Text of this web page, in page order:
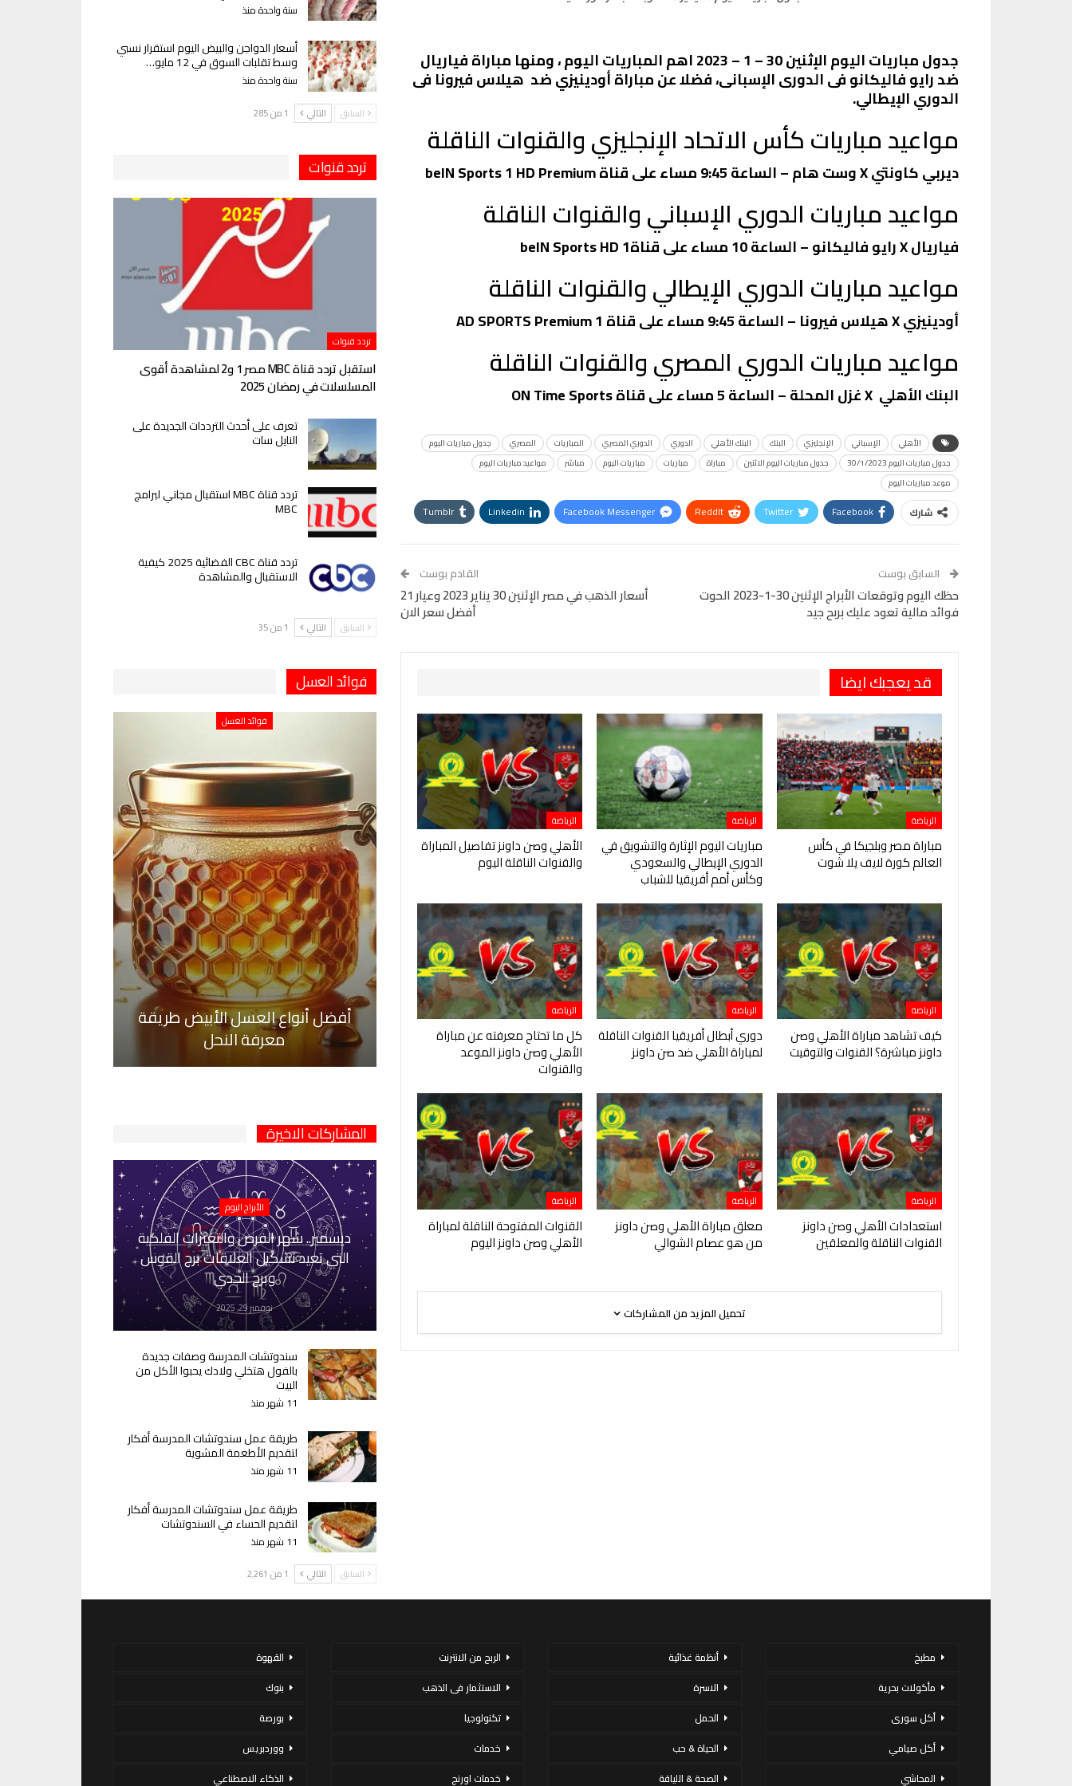
جدول مباريات اليوم الإثنين 30 – 1 – 2023 اهم المباريات اليوم ، ومنها مباراة فياريال
ضد رايو فاليكانو فى الدورى الإسبانى، فضلا عن مباراة أودينيزي ضد هيلاس فيرونا فى
الدوري الإيطالي.
مواعيد مباريات كأس الاتحاد الإنجليزي والقنوات الناقلة
ديربي كاونتي X وست هام – الساعة 9:45 مساء على قناة beIN Sports 1 HD Premium
مواعيد مباريات الدوري الإسباني والقنوات الناقلة
فياريال X رايو فاليكانو – الساعة 10 مساء على قناةbeIN Sports HD 1
مواعيد مباريات الدوري الإيطالي والقنوات الناقلة
أودينيزي X هيلاس فيرونا – الساعة 9:45 مساء على قناة AD SPORTS Premium 1
مواعيد مباريات الدوري المصري والقنوات الناقلة
البنك الأهلي X غزل المحلة – الساعة 5 مساء على قناة ON Time Sports
الأهلي الإسباني الإنجليزي البنك البنك الأهلي الدوري الدوري المصري المباريات المصري
جدول مباريات اليوم
جدول مباريات اليوم 30/1/2023
جدول مباريات اليوم الاثنين مباراة مباريات مباريات اليوم مباشر
مواعيد مباريات اليوم
موعد مباريات اليوم
شارك Facebook
Twitter
ReddIt
Facebook Messenger
Linkedin
Tumblr
OK.ru
السابق بوست
حظك اليوم وتوقعات الأبراج الإثنين 30-1-2023 الحوت
فوائد مالية تعود عليك بربح جيد
القادم بوست
أسعار الذهب في مصر الإثنين 30 يناير 2023 وعيار 21
أفضل سعر الان
قد يعجبك ايضا
الرياضة
مباراة مصر وبلجيكا في كأس
العالم كورة لايف يلا شوت
الرياضة
مباريات اليوم الإثارة والتشويق في
الدوري الإيطالي والسعودي
وكأس أمم أفريقيا للشباب
الرياضة
الأهلي وصن داونز تفاصيل المباراة
والقنوات الناقلة اليوم
الرياضة
كيف تشاهد مباراة الأهلي وصن
داونز مباشرة؟ القنوات والتوقيت
الرياضة
دوري أبطال أفريقيا القنوات الناقلة
لمباراة الأهلي ضد صن داونز
الرياضة
كل ما تحتاج معرفته عن مباراة
الأهلي وصن داونز الموعد
والقنوات
الرياضة
استعدادات الأهلي وصن داونز
القنوات الناقلة والمعلقين
الرياضة
معلق مباراة الأهلي وصن داونز
من هو عصام الشوالي
الرياضة
القنوات المفتوحة الناقلة لمباراة
الأهلي وصن داونز اليوم
تحميل المزيد من المشاركات
سنة واحدة منذ
أسعار الدواجن والبيض اليوم استقرار نسبي
وسط تقلبات السوق في 12 مايو…
سنة واحدة منذ
السابق التالي 1 من 285
تردد قنوات
تردد قنوات
استقبل تردد قناة MBC مصر 1 و2 لمشاهدة أقوى
المسلسلات في رمضان 2025
تعرف على أحدث الترددات الجديدة على
النايل سات
تردد قناة MBC استقبال مجاني لبرامج
MBC
تردد قناة CBC الفضائية 2025 كيفية
الاستقبال والمشاهدة
السابق التالي 1 من 35
فوائد العسل
فوائد العسل
أفضل أنواع العسل الأبيض طريقة
معرفة النحل
المشاركات الاخيرة
الأبراج اليوم
ديسمبر.. شهر الفرص والتغيرات الفلكية
التي تعيد تشكيل العلاقات برج القوس
وبرج الجدي
نوفمبر 29, 2025
سندوتشات المدرسة وصفات جديدة
بالفول هتخلي ولادك يحبوا الأكل من
البيت
11 شهر منذ
طريقة عمل سندوتشات المدرسة أفكار
لتقديم الأطعمة المشوية
11 شهر منذ
طريقة عمل سندوتشات المدرسة أفكار
لتقديم الحساء في السندوتشات
11 شهر منذ
السابق التالي 1 من 2٬261
مطبخ
مأكولات بحرية
أكل سورى
أكل صيامي
المحاشي
أنظمة غذائية
الاسرة
الحمل
الحياة & حب
الصحة & اللياقة
الربح من الانترنت
الاستثمار فى الذهب
تكنولوجيا
خدمات
خدمات اورنج
القهوة
بنوك
بورصة
ووردبريس
الذكاء الاصطناعي